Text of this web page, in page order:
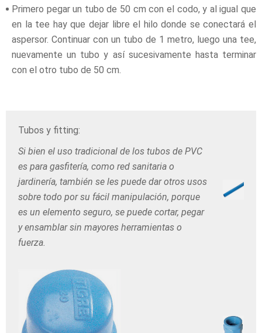
Primero pegar un tubo de 50 cm con el codo, y al igual que
en la tee hay que dejar libre el hilo donde se conectará el
aspersor. Continuar con un tubo de 1 metro, luego una tee,
nuevamente un tubo y así sucesivamente hasta terminar
con el otro tubo de 50 cm.
Tubos y fitting:
Si bien el uso tradicional de los tubos de PVC
es para gasfitería, como red sanitaria o
jardinería, también se les puede dar otros usos
sobre todo por su fácil manipulación, porque
es un elemento seguro, se puede cortar, pegar
y ensamblar sin mayores herramientas o
fuerza.